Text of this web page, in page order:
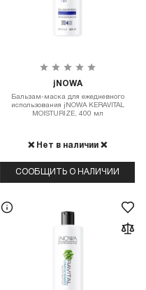
jNOWA
Бальзам-маска для ежедневного
использования jNOWA KERAVITAL
MOISTURIZE, 400 мл
❌ Нет в наличии ❌
СООБЩИТЬ О НАЛИЧИИ